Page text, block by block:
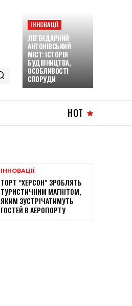
ІННОВАЦІЇ
ЛЕГЕНДАРНИЙ
АНТОНІВСЬКИЙ
МІСТ: ІСТОРІЯ
БУДІВНИЦТВА,
ОСОБЛИВОСТІ
СПОРУДИ
HOT
ІННОВАЦІЇ
ТОРТ “ХЕРСОН” ЗРОБЛЯТЬ
ТУРИСТИЧНИМ МАГНІТОМ,
ЯКИМ ЗУСТРІЧАТИМУТЬ
ГОСТЕЙ В АЕРОПОРТУ